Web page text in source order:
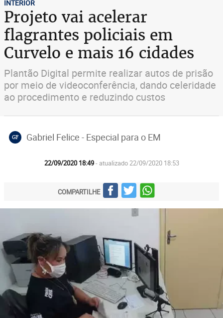
INTERIOR
Projeto vai acelerar
flagrantes policiais em
Curvelo e mais 16 cidades
Plantão Digital permite realizar autos de prisão
por meio de videoconferência, dando celeridade
ao procedimento e reduzindo custos
GF Gabriel Felice - Especial para o EM
22/09/2020 18:49- atualizado 22/09/2020 18:53
COMPARTILHE